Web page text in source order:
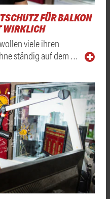
FÜR BALKON
WIRKLICH
viele ihren
ständig auf dem …